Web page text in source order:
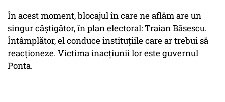
În acest moment, blocajul în care ne aflăm are un
singur câștigător, în plan electoral: Traian Băsescu.
Întâmplător, el conduce instituțiile care ar trebui să
reacționeze. Victima inacțiunii lor este guvernul
Ponta.